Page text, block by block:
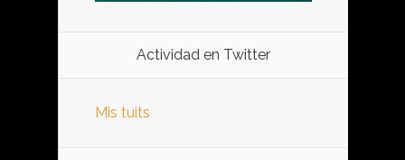
Actividad en Twitter
Mis tuits